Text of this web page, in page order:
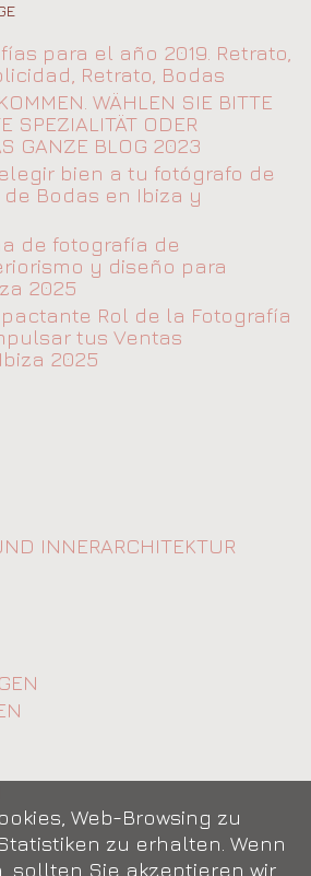
para el año 2019. Retrato,
Retrato, Bodas
WÄHLEN SIE BITTE
SPEZIALITÄT ODER
GANZE BLOG 2023
bien a tu fotógrafo de
de Bodas en Ibiza y
de fotografía de
y diseño para
2025
Rol de la Fotografía
tus Ventas
2025
INNERARCHITEKTUR
Web-Browsing zu
zu erhalten. Wenn
sollten Sie akzeptieren wir